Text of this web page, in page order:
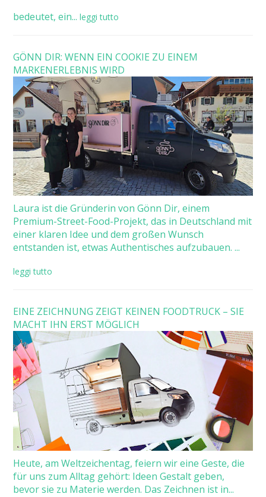
bedeutet, ein... leggi tutto
GÖNN DIR: WENN EIN COOKIE ZU EINEM
MARKENERLEBNIS WIRD
Laura ist die Gründerin von Gönn Dir, einem
Premium-Street-Food-Projekt, das in Deutschland mit
einer klaren Idee und dem großen Wunsch
entstanden ist, etwas Authentisches aufzubauen. ...
leggi tutto
EINE ZEICHNUNG ZEIGT KEINEN FOODTRUCK – SIE
MACHT IHN ERST MÖGLICH
Heute, am Weltzeichentag, feiern wir eine Geste, die
für uns zum Alltag gehört: Ideen Gestalt geben,
bevor sie zu Materie werden. Das Zeichnen ist in...